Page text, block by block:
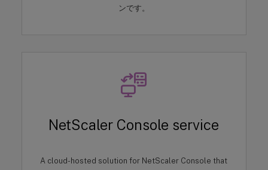
ンです。
NetScaler Console service
A cloud-hosted solution for NetScaler Console that